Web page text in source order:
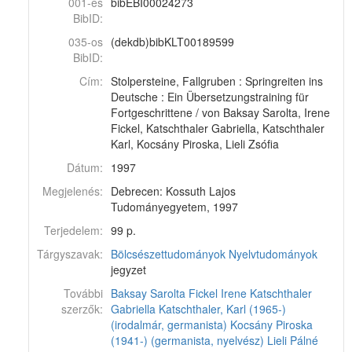
BibID:
035-os
BibID:
(dekdb)bibKLT00189599
Cím: Stolpersteine, Fallgruben : Springreiten ins
Deutsche : Ein Übersetzungstraining für
Fortgeschrittene / von Baksay Sarolta, Irene
Fickel, Katschthaler Gabriella, Katschthaler
Karl, Kocsány Piroska, Lieli Zsófia
Dátum: 1997
Megjelenés: Debrecen: Kossuth Lajos
Tudományegyetem, 1997
Terjedelem: 99 p.
Tárgyszavak: Bölcsészettudományok Nyelvtudományok
jegyzet
További
szerzők:
Baksay Sarolta Fickel Irene Katschthaler
Gabriella Katschthaler, Karl (1965-)
(irodalmár, germanista) Kocsány Piroska
(1941-) (germanista, nyelvész) Lieli Pálné